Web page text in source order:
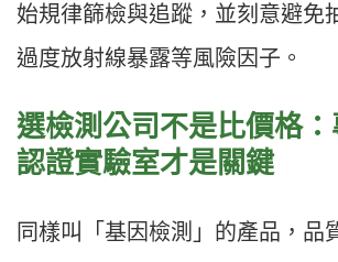
始規律篩檢與追蹤，並刻意避免
過度放射線暴露等風險因子。
選檢測公司不是比價格
認證實驗室才是關鍵
同樣叫「基因檢測」的產品，品